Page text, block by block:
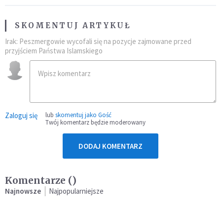
SKOMENTUJ ARTYKUŁ
Irak: Peszmergowie wycofali się na pozycje zajmowane przed
przyjściem Państwa Islamskiego
Zaloguj się lub skomentuj jako Gość
Twój komentarz będzie moderowany
DODAJ KOMENTARZ
Komentarze ()
Najnowsze Najpopularniejsze